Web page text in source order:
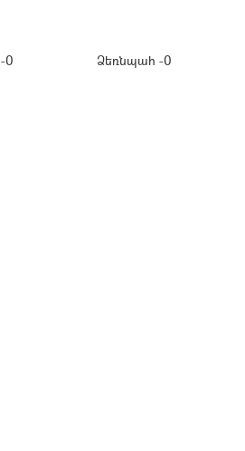
0 Ձեռնպահ -0